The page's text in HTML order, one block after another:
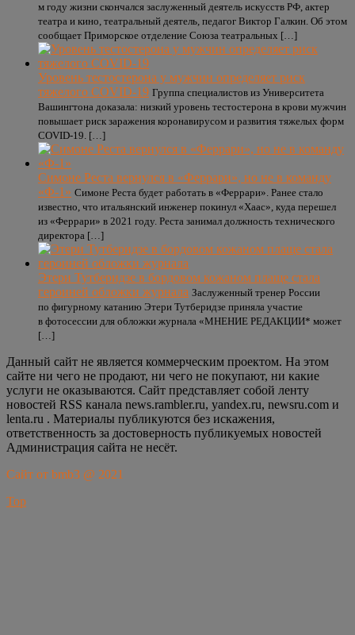
м году жизни скончался заслуженный деятель искусств РФ, актер
театра и кино, театральный деятель, педагог Виктор Галкин. Об этом
сообщает Приморское отделение Союза театральных […]
Уровень тестостерона у мужчин определяет риск
тяжелого COVID-19 Группа специалистов из Университета
Вашингтона доказала: низкий уровень тестостерона в крови мужчин
повышает риск заражения коронавирусом и развития тяжелых форм
COVID-19. […]
Симоне Реста вернулся в «Феррари», но не в команду
«Ф-1» Симоне Реста будет работать в «Феррари». Ранее стало
известно, что итальянский инженер покинул «Хаас», куда перешел
из «Феррари» в 2021 году. Реста занимал должность технического
директора […]
Этери Тутберидзе в бордовом кожаном плаще стала
героиней обложки журнала Заслуженный тренер России
по фигурному катанию Этери Тутберидзе приняла участие
в фотосессии для обложки журнала «МНЕНИЕ РЕДАКЦИИ* может
[…]
Данный сайт не является коммерческим проектом. На этом
сайте ни чего не продают, ни чего не покупают, ни какие
услуги не оказываются. Сайт представляет собой ленту
новостей RSS канала news.rambler.ru, yandex.ru, newsru.com и
lenta.ru . Материалы публикуются без искажения,
ответственность за достоверность публикуемых новостей
Администрация сайта не несёт.
Сайт от bmb3 @ 2021
Top